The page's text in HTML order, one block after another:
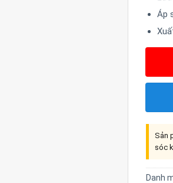
Áp
Sản
sóc
Danh